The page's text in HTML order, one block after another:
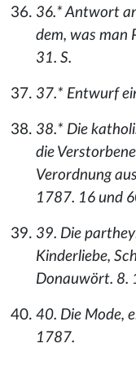
36.* Antwort
dem, was man
31. S.
37.* Entwurf
38.* Die
die
Verordnung
1787. 16 und
39. Die
Kinderliebe,
Donauwört. 8.
40. Die Mode,
1787.